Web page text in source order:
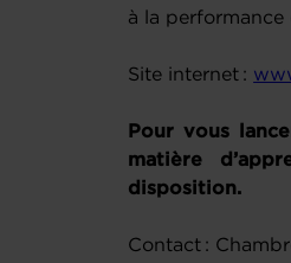
à la performance
Site internet :
Pour vous
matière
disposition.
Contact :